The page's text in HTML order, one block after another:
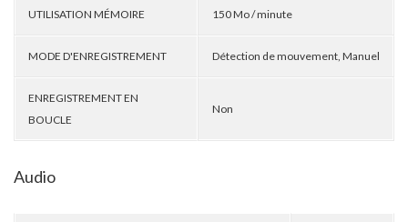
UTILISATION MÉMOIRE 150 Mo / minute
MODE D'ENREGISTREMENT Détection de mouvement, Manuel
ENREGISTREMENT EN
BOUCLE
Non
Audio